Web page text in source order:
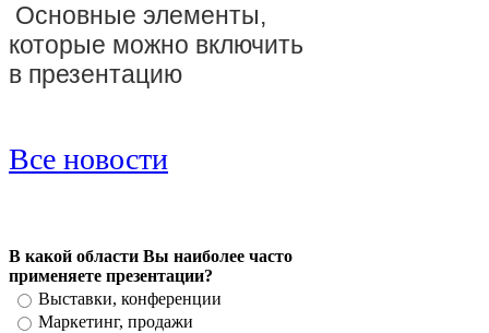
Основные элементы,
которые можно включить
в презентацию
Все новости
В какой области Вы наиболее часто
применяете презентации?
Выставки, конференции
Маркетинг, продажи